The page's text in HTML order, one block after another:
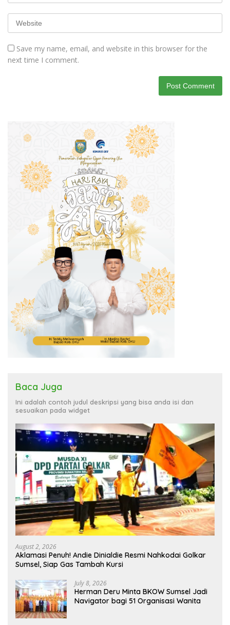
Save my name, email, and website in this browser for the
next time I comment.
Baca Juga
Ini adalah contoh judul deskripsi yang bisa anda isi dan
sesuaikan pada widget
August 2, 2026
Aklamasi Penuh! Andie Dinialdie Resmi Nahkodai Golkar
Sumsel, Siap Gas Tambah Kursi
July 8, 2026
Herman Deru Minta BKOW Sumsel Jadi
Navigator bagi 51 Organisasi Wanita